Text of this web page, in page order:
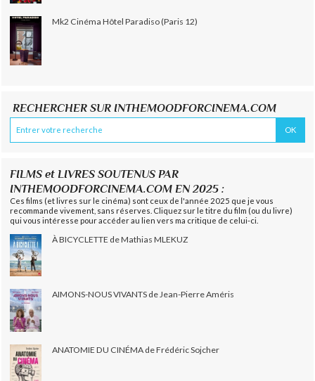
Mk2 Cinéma Hôtel Paradiso (Paris 12)
RECHERCHER SUR INTHEMOODFORCINEMA.COM
FILMS et LIVRES SOUTENUS PAR
INTHEMOODFORCINEMA.COM EN 2025 :
Ces films (et livres sur le cinéma) sont ceux de l'année 2025 que je vous
recommande vivement, sans réserves. Cliquez sur le titre du film (ou du livre)
qui vous intéresse pour accéder au lien vers ma critique de celui-ci.
À BICYCLETTE de Mathias MLEKUZ
AIMONS-NOUS VIVANTS de Jean-Pierre Améris
ANATOMIE DU CINÉMA de Frédéric Sojcher